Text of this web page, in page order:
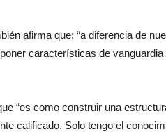
afirma que: “a diferencia de
características de
“es como construir una
calificado. Solo tengo el